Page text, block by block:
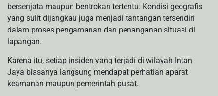
bersenjata maupun bentrokan tertentu. Kondisi geografis
yang sulit dijangkau juga menjadi tantangan tersendiri
dalam proses pengamanan dan penanganan situasi di
lapangan.
Karena itu, setiap insiden yang terjadi di wilayah Intan
Jaya biasanya langsung mendapat perhatian aparat
keamanan maupun pemerintah pusat.